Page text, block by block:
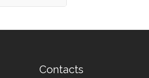
Contacts